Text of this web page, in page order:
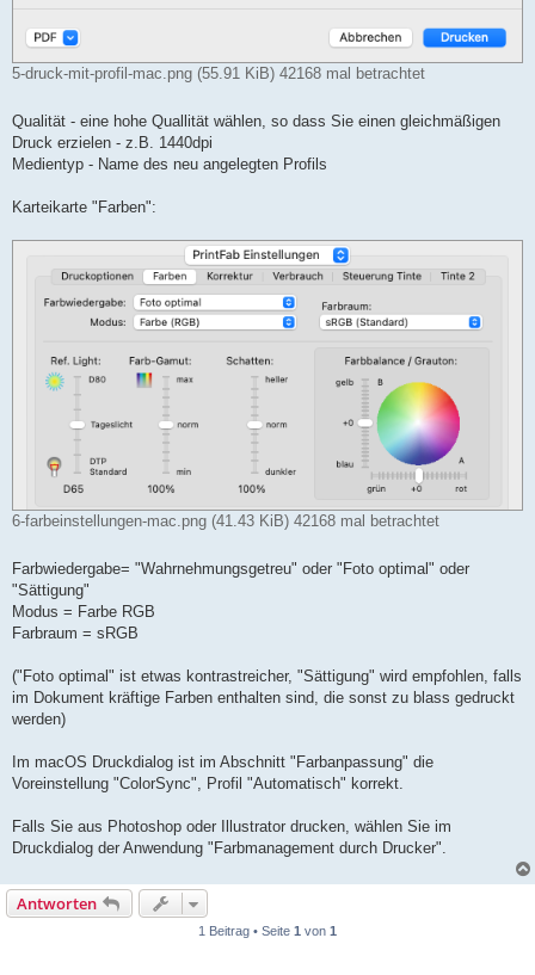
5-druck-mit-profil-mac.png (55.91 KiB) 42168 mal betrachtet
Qualität - eine hohe Quallität wählen, so dass Sie einen gleichmäßigen
Druck erzielen - z.B. 1440dpi
Medientyp - Name des neu angelegten Profils
Karteikarte "Farben":
6-farbeinstellungen-mac.png (41.43 KiB) 42168 mal betrachtet
Farbwiedergabe= "Wahrnehmungsgetreu" oder "Foto optimal" oder
"Sättigung"
Modus = Farbe RGB
Farbraum = sRGB
("Foto optimal" ist etwas kontrastreicher, "Sättigung" wird empfohlen, falls
im Dokument kräftige Farben enthalten sind, die sonst zu blass gedruckt
werden)
Im macOS Druckdialog ist im Abschnitt "Farbanpassung" die
Voreinstellung "ColorSync", Profil "Automatisch" korrekt.
Falls Sie aus Photoshop oder Illustrator drucken, wählen Sie im
Druckdialog der Anwendung "Farbmanagement durch Drucker".
Antworten
1 Beitrag • Seite 1 von 1